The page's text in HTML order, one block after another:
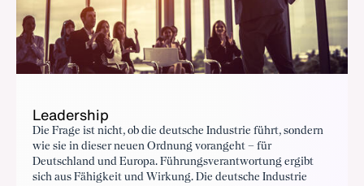
Leadership
Die Frage ist nicht, ob die deutsche Industrie führt, sondern
wie sie in dieser neuen Ordnung vorangeht – für
Deutschland und Europa. Führungsverantwortung ergibt
sich aus Fähigkeit und Wirkung. Die deutsche Industrie